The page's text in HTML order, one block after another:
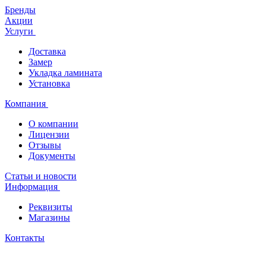
Бренды
Акции
Услуги
Доставка
Замер
Укладка ламината
Установка
Компания
О компании
Лицензии
Отзывы
Документы
Статьи и новости
Информация
Реквизиты
Магазины
Контакты